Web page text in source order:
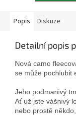
Popis Diskuze
Detailní popis
Nová camo
se může pochlubit
Jeho podmanivý
Ať už jste vášnivý
nebo prostě